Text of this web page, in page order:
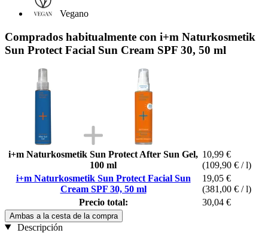
Vegano
Comprados habitualmente con i+m Naturkosmetik
Sun Protect Facial Sun Cream SPF 30, 50 ml
i+m Naturkosmetik Sun Protect After Sun Gel,
100 ml
10,99 €
(109,90 € / l)
i+m Naturkosmetik Sun Protect Facial Sun
Cream SPF 30, 50 ml
19,05 €
(381,00 € / l)
Precio total:
30,04 €
Ambas a la cesta de la compra
Descripción